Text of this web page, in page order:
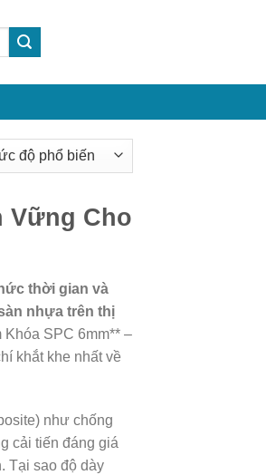
Vững Cho
thời gian và
nhựa trên thị
SPC 6mm** –
khắt khe nhất về
như chống
cải tiến đáng giá
Tại sao độ dày